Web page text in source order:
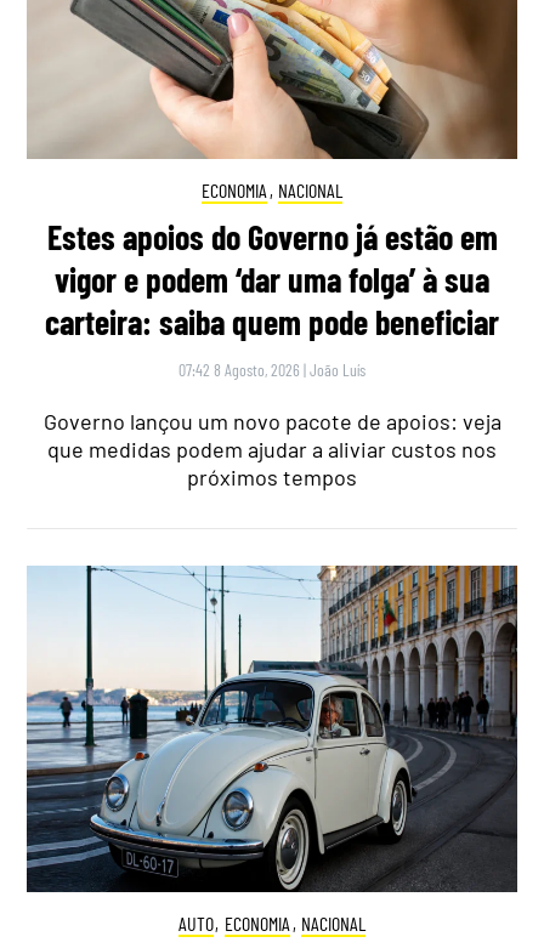
ECONOMIA , NACIONAL
Estes apoios do Governo já estão em
vigor e podem ‘dar uma folga’ à sua
carteira: saiba quem pode beneficiar
07:42 8 Agosto, 2026 |João Luís
Governo lançou um novo pacote de apoios: veja
que medidas podem ajudar a aliviar custos nos
próximos tempos
AUTO, ECONOMIA , NACIONAL